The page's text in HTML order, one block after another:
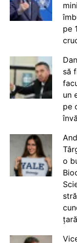
pe
să
un
pe
o